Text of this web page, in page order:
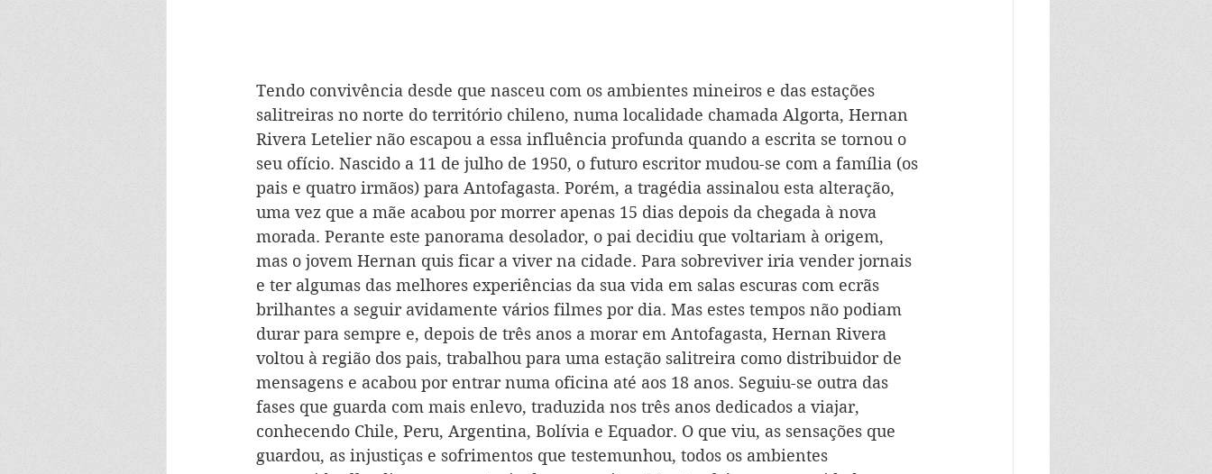
Tendo convivência desde que nasceu com os ambientes mineiros e das estações
salitreiras no norte do território chileno, numa localidade chamada Algorta, Hernan
Rivera Letelier não escapou a essa influência profunda quando a escrita se tornou o
seu ofício. Nascido a 11 de julho de 1950, o futuro escritor mudou-se com a família (os
pais e quatro irmãos) para Antofagasta. Porém, a tragédia assinalou esta alteração,
uma vez que a mãe acabou por morrer apenas 15 dias depois da chegada à nova
morada. Perante este panorama desolador, o pai decidiu que voltariam à origem,
mas o jovem Hernan quis ficar a viver na cidade. Para sobreviver iria vender jornais
e ter algumas das melhores experiências da sua vida em salas escuras com ecrãs
brilhantes a seguir avidamente vários filmes por dia. Mas estes tempos não podiam
durar para sempre e, depois de três anos a morar em Antofagasta, Hernan Rivera
voltou à região dos pais, trabalhou para uma estação salitreira como distribuidor de
mensagens e acabou por entrar numa oficina até aos 18 anos. Seguiu-se outra das
fases que guarda com mais enlevo, traduzida nos três anos dedicados a viajar,
conhecendo Chile, Peru, Argentina, Bolívia e Equador. O que viu, as sensações que
guardou, as injustiças e sofrimentos que testemunhou, todos os ambientes